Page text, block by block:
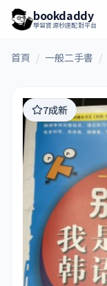
bookdaddy
學習資源秒速配對平台
首頁 / 一般二手書 /
7成新